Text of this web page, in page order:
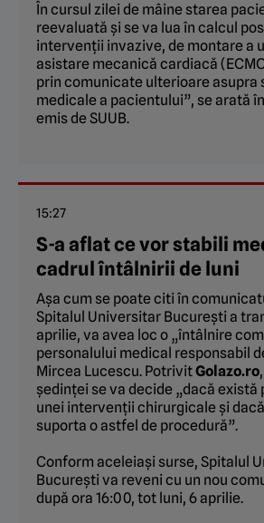
În cursul zilei de mâine starea
reevaluată și se va lua în calcul
intervenții invazive, de montare a
asistare mecanică cardiacă
prin comunicate ulterioare asupra
medicale a pacientului”, se arată
emis de SUUB.
15:27
S-a aflat ce vor stabili
cadrul întâlnirii de luni
Așa cum se poate citi în
Spitalul Universitar București a
aprilie, va avea loc o „întâlnire
personalului medical responsabil
Mircea Lucescu. PotrivitGolazo.ro
ședinței se va decide „dacă
unei intervenții chirurgicale și
suporta o astfel de procedură”.
Conform aceleiași surse, Spitalul
București va reveni cu un nou
după ora 16:00, tot luni, 6 aprilie.